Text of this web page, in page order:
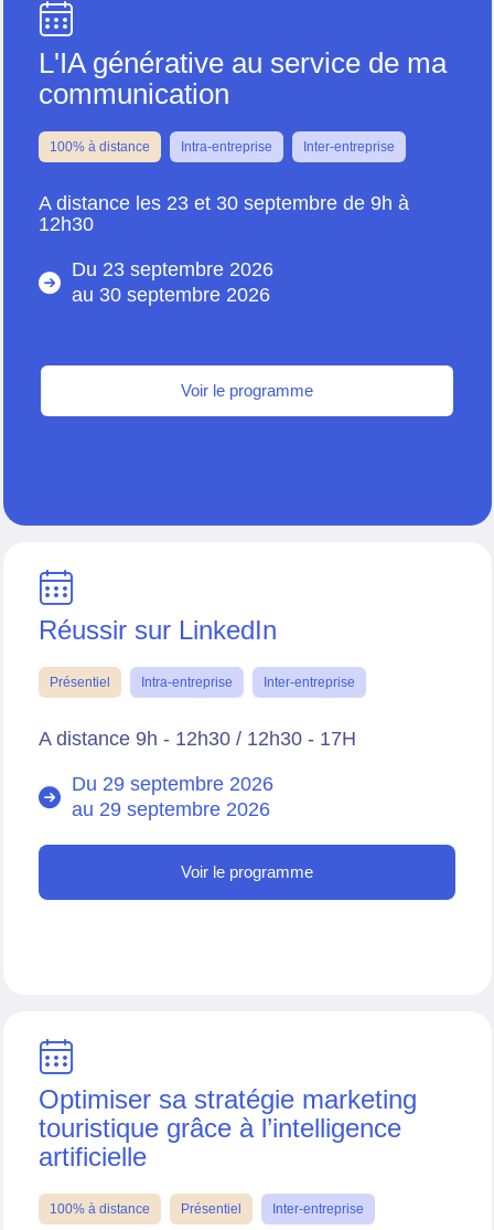
L'IA générative au service de ma
communication
100% à distance Intra-entreprise Inter-entreprise
A distance les 23 et 30 septembre de 9h à
12h30
Du 23 septembre 2026
au 30 septembre 2026
Voir le programme
Réussir sur LinkedIn
Présentiel Intra-entreprise Inter-entreprise
A distance 9h - 12h30 / 12h30 - 17H
Du 29 septembre 2026
au 29 septembre 2026
Voir le programme
Optimiser sa stratégie marketing
touristique grâce à l’intelligence
artificielle
100% à distance Présentiel Inter-entreprise